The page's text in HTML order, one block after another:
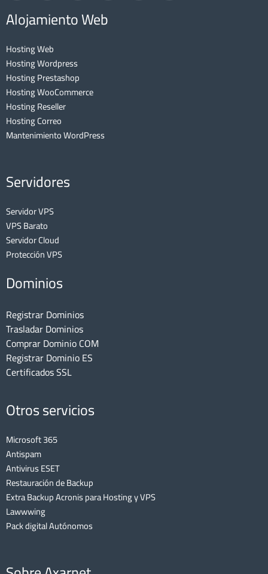
Alojamiento Web
Hosting Web
Hosting Wordpress
Hosting Prestashop
Hosting WooCommerce
Hosting Reseller
Hosting Correo
Mantenimiento WordPress
Servidores
Servidor VPS
VPS Barato
Servidor Cloud
Protección VPS
Dominios
Registrar Dominios
Trasladar Dominios
Comprar Dominio COM
Registrar Dominio ES
Certificados SSL
Otros servicios
Microsoft 365
Antispam
Antivirus ESET
Restauración de Backup
Extra Backup Acronis para Hosting y VPS
Lawwwing
Pack digital Autónomos